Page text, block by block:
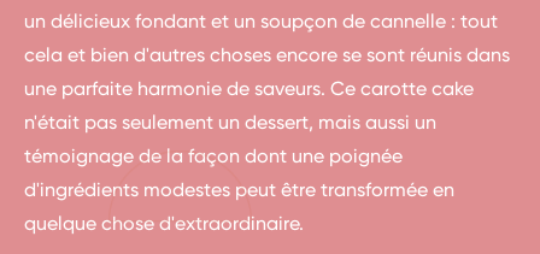
un délicieux fondant et un soupçon de cannelle : tout
cela et bien d'autres choses encore se sont réunis dans
une parfaite harmonie de saveurs. Ce carotte cake
n'était pas seulement un dessert, mais aussi un
témoignage de la façon dont une poignée
d'ingrédients modestes peut être transformée en
quelque chose d'extraordinaire.